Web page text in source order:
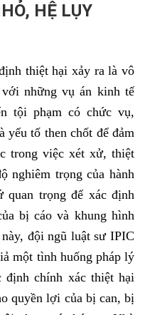
HỆ LỤY
thiệt hại xảy ra là vô
những vụ án kinh tế
tội phạm có chức vụ,
yếu tố then chốt để đảm
trong việc xét xử, thiệt
nghiêm trọng của hành
trọng để xác định
bị cáo và khung hình
đội ngũ luật sư IPIC
một tình huống pháp lý
định chính xác thiệt hại
quyền lợi của bị can, bị